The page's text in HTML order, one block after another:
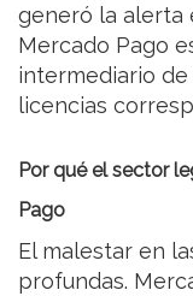
generó la alerta
Mercado Pago
intermediario
licencias
Por qué el sector
Pago
El malestar en
profundas.